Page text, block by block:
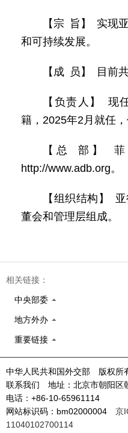
【宗 旨】 实现
和可持续发展。
【成 员】 目前
【负责人】 现
籍，2025年2月就任，
【总 部】 菲
http://www.adb.org。
【组织结构】
董会和管理层组成。
相关链接：
中央部委
地方外办
重要链接
中华人民共和国外交部 版权所
联系我们 地址：北京市朝阳
电话：+86-10-65961114
网站标识码：bm02000004 京
11040102700114